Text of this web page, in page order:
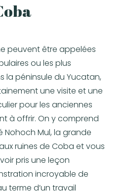
peuvent être appelées
ou les plus
la péninsule du Yucatan,
une visite et une
pour les anciennes
à offrir. On y comprend
Nohoch Mul, la grande
ruines de Coba et vous
pris une leçon
incroyable de
terme d’un travail